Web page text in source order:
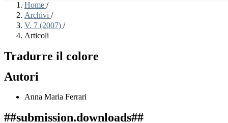
Home /
Archivi /
V. 7 (2007) /
Articoli
Tradurre il colore
Autori
Anna Maria Ferrari
##submission.downloads##